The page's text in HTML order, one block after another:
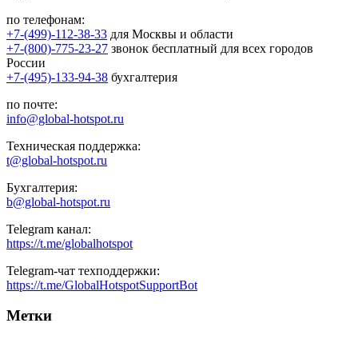
по телефонам:
+7-(499)-112-38-33 для Москвы и области
+7-(800)-775-23-27 звонок бесплатный для всех городов
России
+7-(495)-133-94-38 бухгалтерия
по почте:
info@global-hotspot.ru
Техническая поддержка:
t@global-hotspot.ru
Бухгалтерия:
b@global-hotspot.ru
Telegram канал:
https://t.me/globalhotspot
Telegram-чат техподдержки:
https://t.me/GlobalHotspotSupportBot
Метки